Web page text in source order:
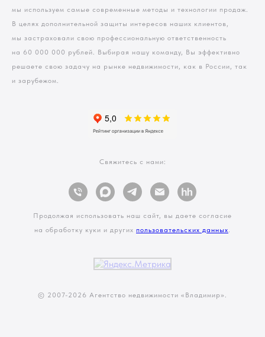
мы используем самые современные методы и технологии продаж.
В целях дополнительной защиты интересов наших клиентов,
мы застраховали свою профессиональную ответственность
на 60 000 000 рублей. Выбирая нашу команду, Вы эффективно
решаете свою задачу на рынке недвижимости, как в России, так
и зарубежом.
Свяжитесь с нами:
Продолжая использовать наш сайт, вы даете согласие
на обработку куки и других пользовательских данных.
© 2007-2026 Агентство недвижимости «Владимир».